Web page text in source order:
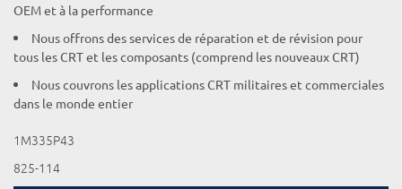
OEM et à la performance
Nous offrons des services de réparation et de révision pour
tous les CRT et les composants (comprend les nouveaux CRT)
Nous couvrons les applications CRT militaires et commerciales
dans le monde entier
1M335P43
825-114